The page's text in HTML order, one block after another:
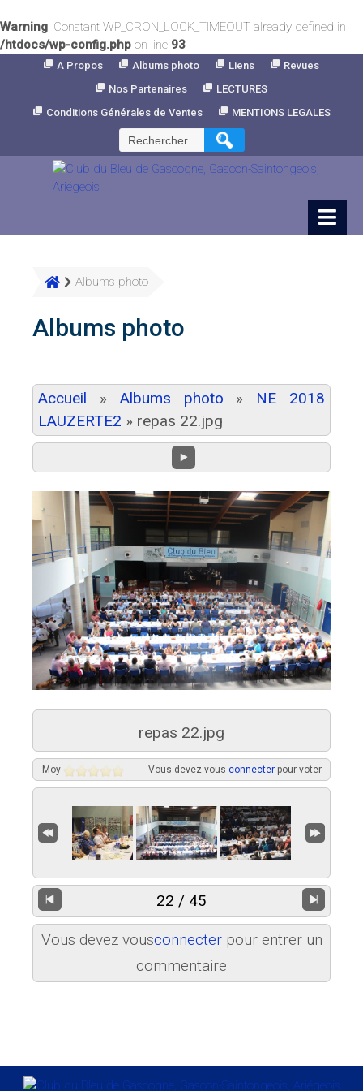
Warning: Constant WP_CRON_LOCK_TIMEOUT already defined in
/htdocs/wp-config.php on line 93
A Propos Albums photo Liens
Revues
Nos Partenaires
LECTURES
Conditions Générales de Ventes
MENTIONS LEGALES
Rechercher :
Albums photo
Albums photo
Accueil » Albums photo » NE 2018
LAUZERTE2 » repas 22.jpg
repas 22.jpg
Moy Vous devez vous connecterpour voter
22 / 45
Vous devez vousconnecterpour entrer un
commentaire